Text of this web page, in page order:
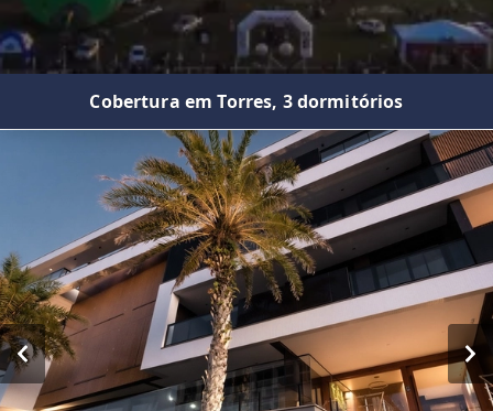
Cobertura em Torres, 3 dormitórios